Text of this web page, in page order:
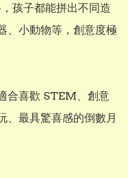
孩子都能拼出不同造
、小動物等，創意度極
合喜歡 STEM、創意
、最具驚喜感的倒數月